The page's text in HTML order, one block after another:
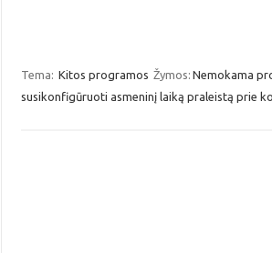
Tema: Kitos programos Žymos: Nemokama
susikonfigūruoti asmeninį laiką praleistą prie